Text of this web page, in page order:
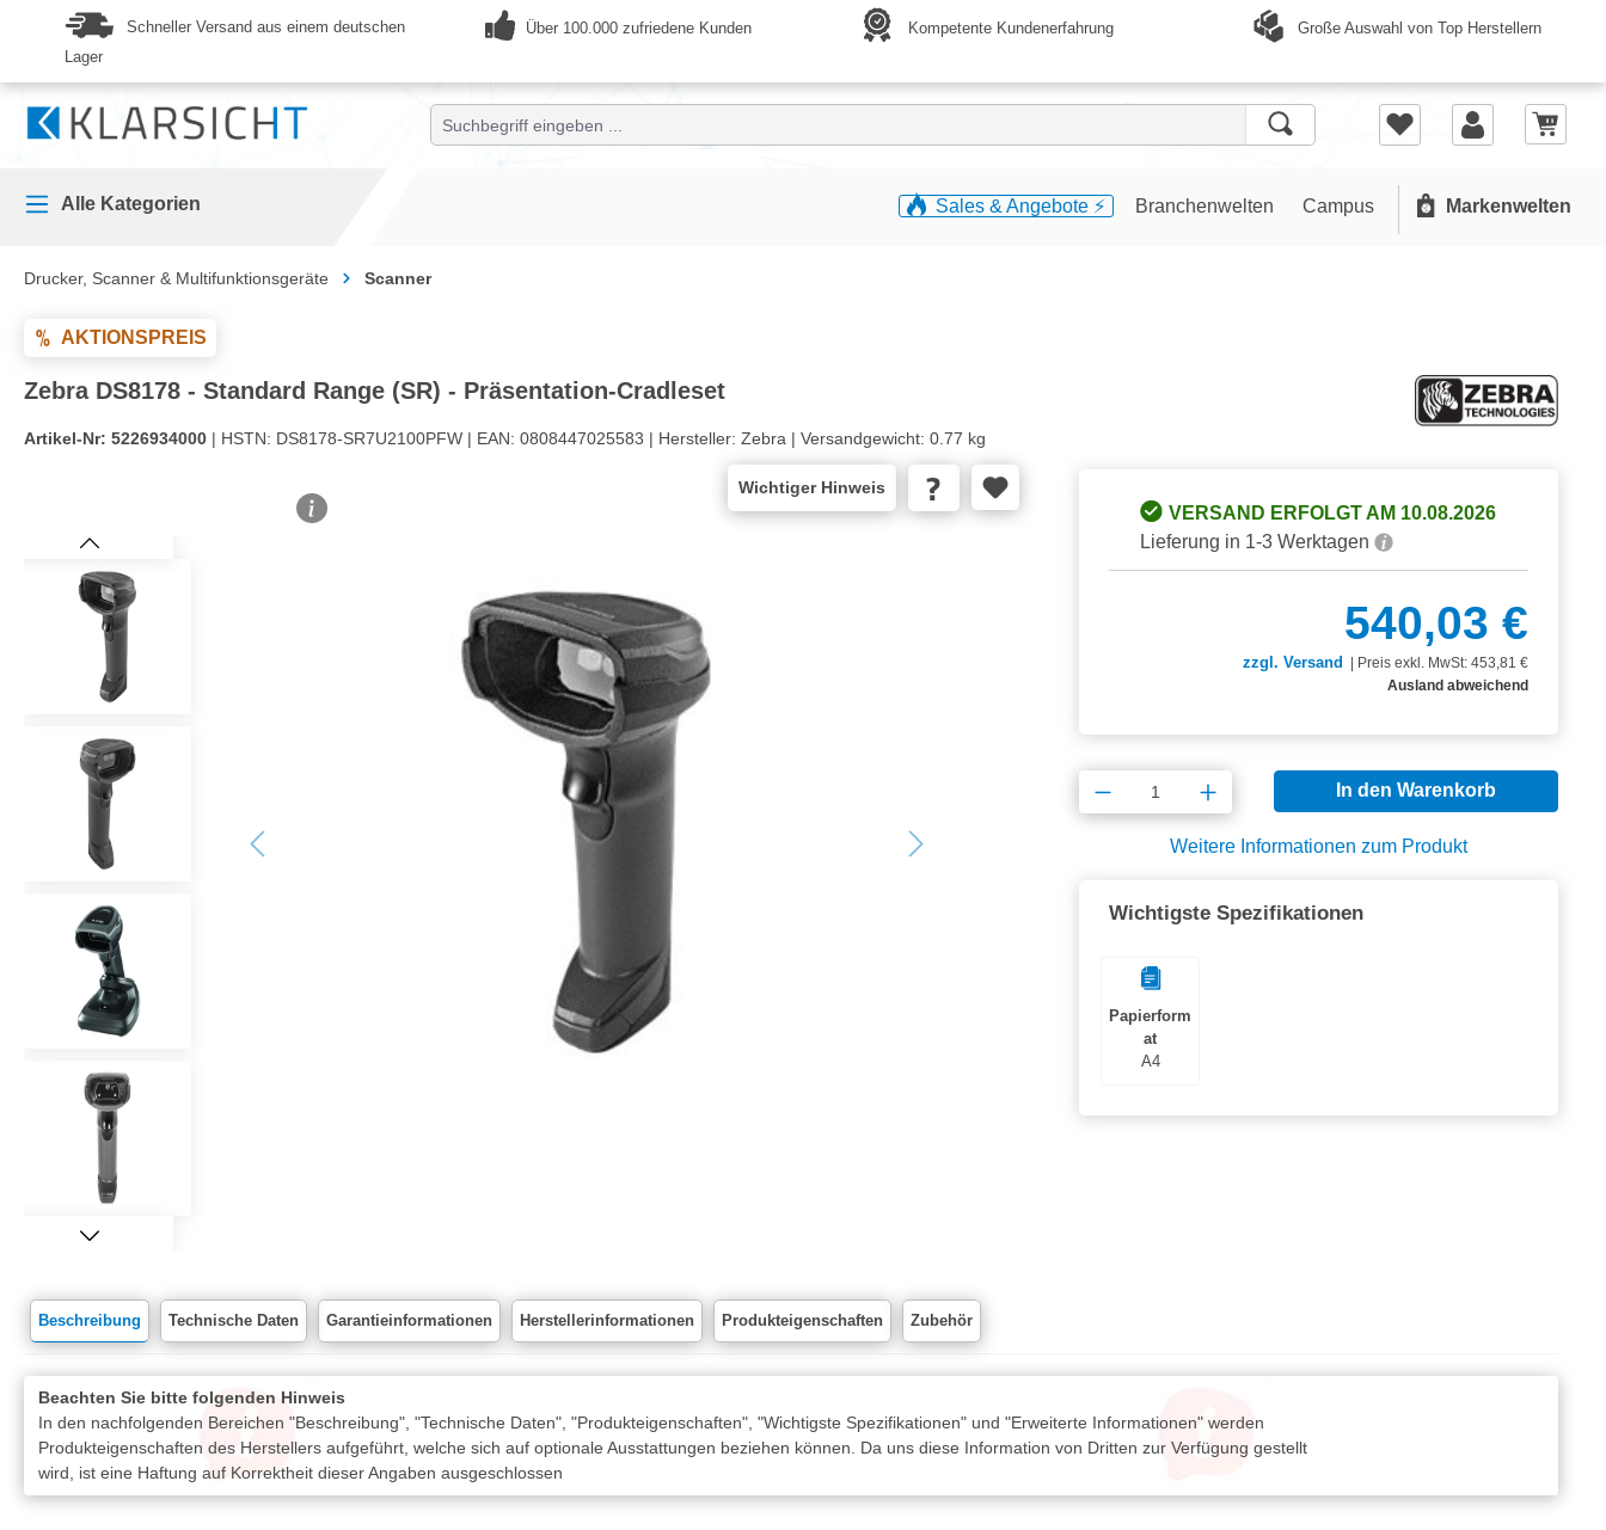
Zur Hauptnavigation springen
Schneller Versand aus einem deutschen
Lager
Über 100.000 zufriedene Kunden Kompetente Kundenerfahrung Große Auswahl von Top Herstellern
Alle Kategorien Sales & Angebote ⚡️ Branchenwelten Campus Markenwelten
Drucker, Scanner & Multifunktionsgeräte Scanner
AKTIONSPREIS
Zebra DS8178 - Standard Range (SR) - Präsentation-Cradleset
Artikel-Nr: 5226934000 | HSTN: DS8178-SR7U2100PFW | EAN: 0808447025583 | Hersteller: Zebra | Versandgewicht: 0.77 kg
Wichtiger Hinweis
Bildergalerie überspringen
VERSAND ERFOLGT AM 10.08.2026
Lieferung in 1-3 Werktagen
540,03 €
zzgl. Versand | Preis exkl. MwSt: 453,81 €
Ausland abweichend
Produkt Anzahl: Gib den gewünschten
In den Warenkorb
Weitere Informationen zum Produkt
Wichtigste Spezifikationen
Papierform
at
A4
Beschreibung Technische Daten Garantieinformationen Herstellerinformationen Produkteigenschaften Zubehör
Beachten Sie bitte folgenden Hinweis
In den nachfolgenden Bereichen "Beschreibung", "Technische Daten", "Produkteigenschaften", "Wichtigste Spezifikationen" und "Erweiterte Informationen" werden
Produkteigenschaften des Herstellers aufgeführt, welche sich auf optionale Ausstattungen beziehen können. Da uns diese Information von Dritten zur Verfügung gestellt
wird, ist eine Haftung auf Korrektheit dieser Angaben ausgeschlossen